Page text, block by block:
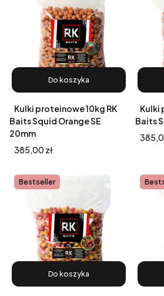
Do koszyka
Kulki proteinowe 10kg RK
Baits Squid Orange SE
20mm
Cena
385,00 zł
Kulki
Baits
Cena
Bestseller
Do koszyka